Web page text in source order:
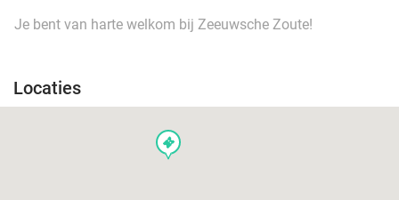
Je bent van harte welkom bij Zeeuwsche Zoute!
Locaties
events